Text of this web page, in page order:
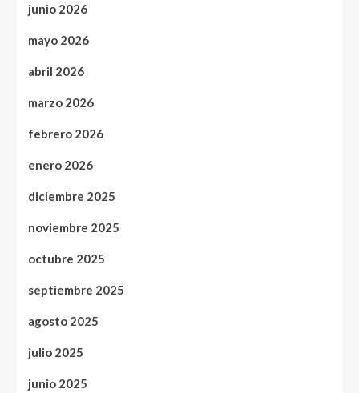
junio 2026
mayo 2026
abril 2026
marzo 2026
febrero 2026
enero 2026
diciembre 2025
noviembre 2025
octubre 2025
septiembre 2025
agosto 2025
julio 2025
junio 2025